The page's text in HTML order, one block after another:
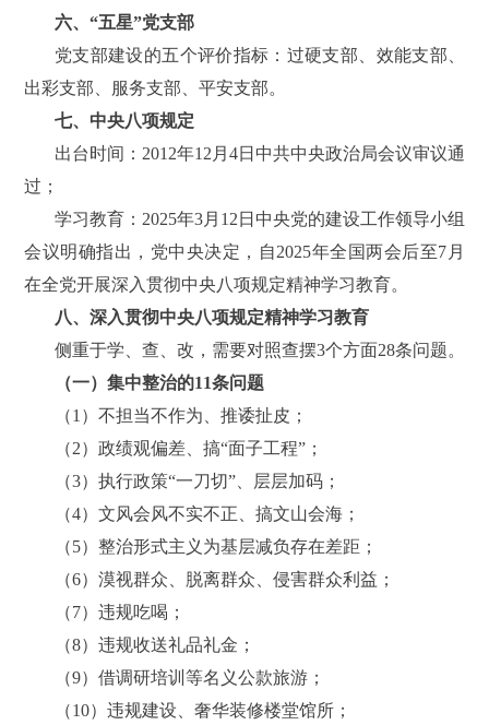
六、“五星”党支部
党支部建设的五个评价指标：过硬支部、效能支部、
出彩支部、服务支部、平安支部。
七、中央八项规定
出台时间：2012年12月4日中共中央政治局会议审议通
过；
学习教育： 2025年3月12日中央党的建设工作领导小组
会议明确指出，党中央决定，自2025年全国两会后至7月
在全党开展深入贯彻中央八项规定精神学习教育。
八、深入贯彻中央八项规定精神学习教育
侧重于学、查、改，需要对照查摆3个方面28条问题。
（一）集中整治的11条问题
（1）不担当不作为、推诿扯皮；
（2）政绩观偏差、搞“面子工程”；
（3）执行政策“一刀切”、层层加码；
（4）文风会风不实不正、搞文山会海；
（5）整治形式主义为基层减负存在差距；
（6）漠视群众、脱离群众、侵害群众利益；
（7）违规吃喝；
（8）违规收送礼品礼金；
（9）借调研培训等名义公款旅游；
（10）违规建设、奢华装修楼堂馆所；